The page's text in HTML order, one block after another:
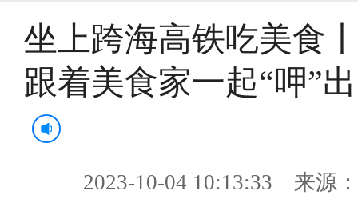
坐上跨海高铁吃美食
跟着美食家一起“呷”
2023-10-04 10:13:33 来源